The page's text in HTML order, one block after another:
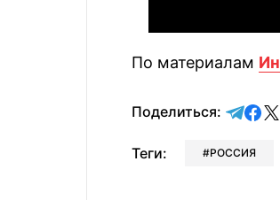
По материалам
Поделиться:
Теги: РОССИЯ